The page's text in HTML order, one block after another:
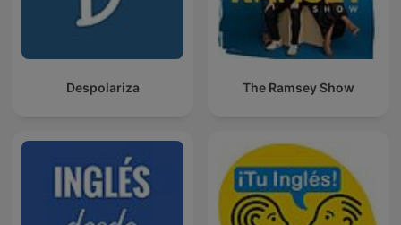
Despolariza The Ramsey Show